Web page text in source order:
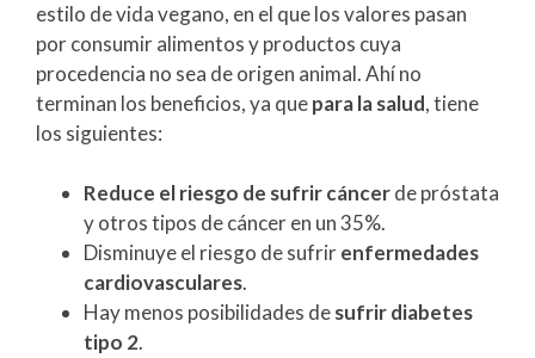
estilo de vida vegano, en el que los valores pasan
por consumir alimentos y productos cuya
procedencia no sea de origen animal. Ahí no
terminan los beneficios, ya quepara la salud, tiene
los siguientes:
Reduce el riesgo de sufrir cáncerde próstata
y otros tipos de cáncer en un 35%.
Disminuye el riesgo de sufrirenfermedades
cardiovasculares.
Hay menos posibilidades desufrir diabetes
tipo 2.